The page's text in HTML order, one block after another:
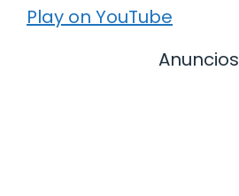
Play on YouTube
Anuncios